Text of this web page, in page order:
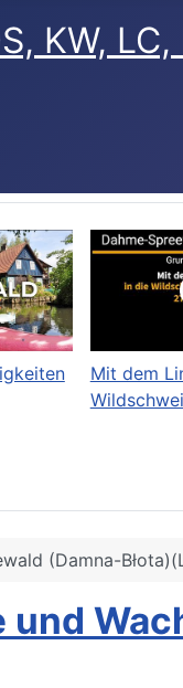
KW, LC,
Mit dem
(Damna-